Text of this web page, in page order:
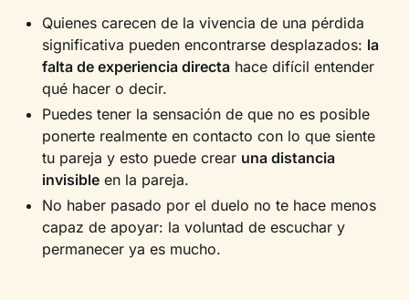
Quienes carecen de la vivencia de una pérdida
significativa pueden encontrarse desplazados: la
falta de experiencia directa hace difícil entender
qué hacer o decir.
Puedes tener la sensación de que no es posible
ponerte realmente en contacto con lo que siente
tu pareja y esto puede crear una distancia
invisible en la pareja.
No haber pasado por el duelo no te hace menos
capaz de apoyar: la voluntad de escuchar y
permanecer ya es mucho.